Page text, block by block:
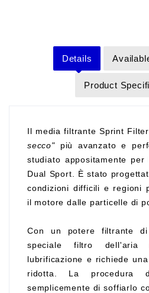
Details
Product
Il media filtrante Sprint
secco"più avanzato e
studiato appositamente
Dual Sport. È stato
condizioni difficili e regioni
il motore dalle particelle di
Con un potere filtrante
speciale filtro dell'aria
lubrificazione e richiede
ridotta. La procedura
semplicemente di soffiarlo